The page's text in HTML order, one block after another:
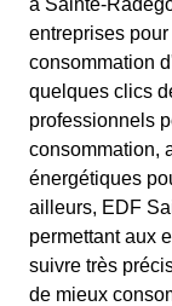
à Sainte-
entreprises
consommation
quelques clics
professionnels
consommation,
énergétiques
ailleurs, EDF
permettant aux
suivre très
de mieux